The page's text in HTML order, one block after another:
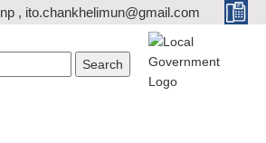
, ito.chankhelimun@gmail.com